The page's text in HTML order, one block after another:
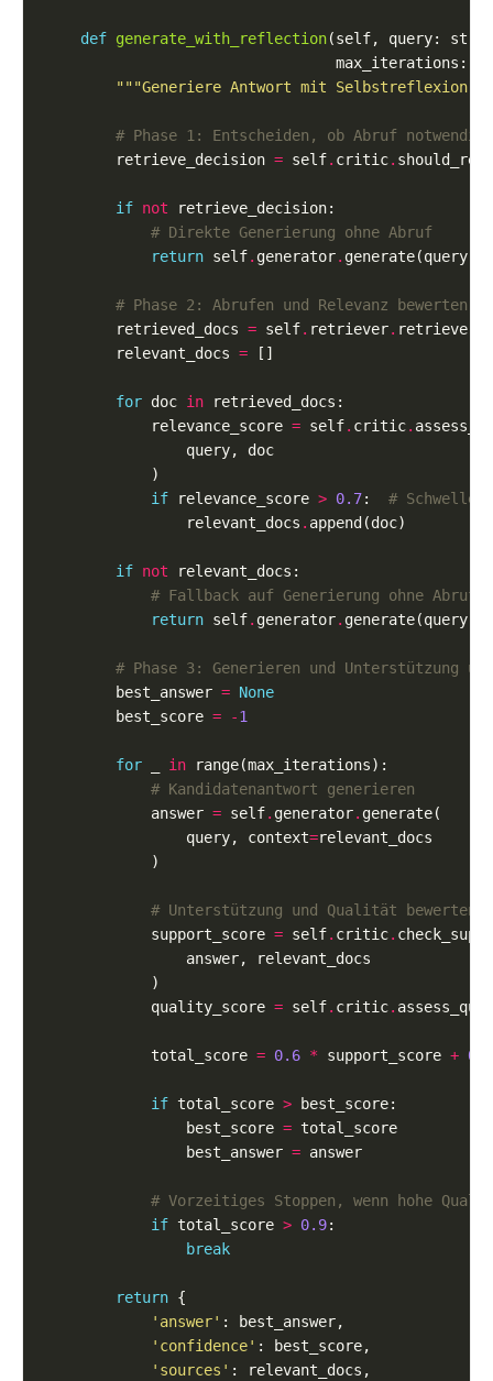
def generate_with_reflection
max_iterations:
"""Generiere Antwort mit Selbstreflexion"""
# Phase 1: Entscheiden, ob Abruf
        retrieve_decision
= self. critic.
if not
# Direkte Generierung ohne Abruf
return self. generator.
# Phase 2: Abrufen und Relevanz bewerten
        retrieved_docs
= self. retriever.
        relevant_docs
=
for doc in
            relevance_score
= self. critic.
if relevance_score > 0.7: #
                relevant_docs
.
if not
# Fallback auf Generierung ohne Abruf
return self. generator.
# Phase 3: Generieren und Unterstützung
        best_answer
= None
        best_score
= -1
for in
# Kandidatenantwort generieren
            answer
= self. generator.
                query, context
=
# Unterstützung und Qualität bewerten
            support_score
= self. critic.
            quality_score
= self. critic.
            total_score
= 0.6 * support_score + 0.4
if total_score >
                best_score
=
                best_answer
=
# Vorzeitiges Stoppen, wenn hohe
if total_score > 0.9
break
return
'answer'
'confidence'
'sources'